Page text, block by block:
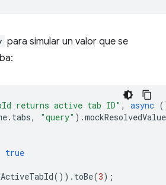
para simular un valor que se
returns active tab ID" , async
. tabs, "query" ).mockResolvedValue
true
()). toBe(3);